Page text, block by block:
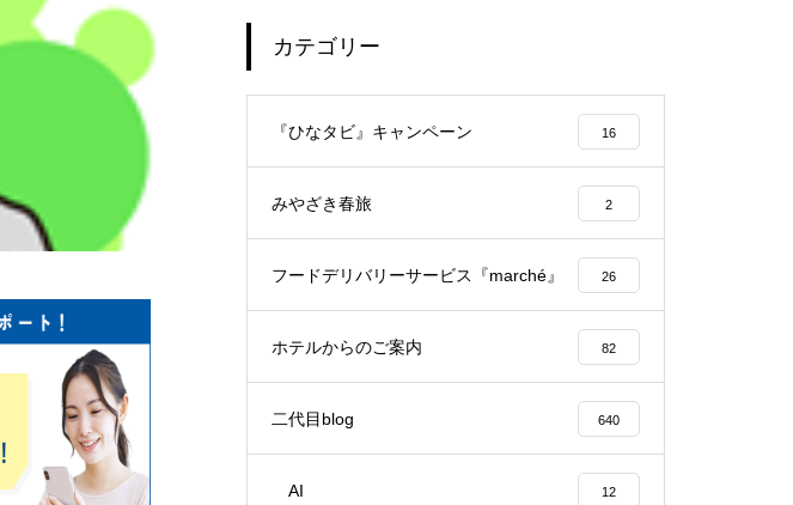
カテゴリー
『ひなタビ』キャンペーン 16
みやざき春旅 2
フードデリバリーサービス『marché』 26
ホテルからのご案内 82
二代目blog 640
AI 12